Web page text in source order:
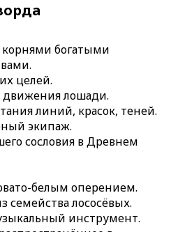
18.Жанр американской
1920-х — 1960-х годов.
20.
музыкальной гаммы.
21.Внешние очертания
тела.
22.Млекопитающее
южных стран с одним
передней части морды.
23.Смазочное масло из
нефти.
корнями богатыми
целей.
движения лошади.
линий, красок, теней.
экипаж.
сословия в Древнем
белым оперением.
семейства лососёвых.
инструмент.